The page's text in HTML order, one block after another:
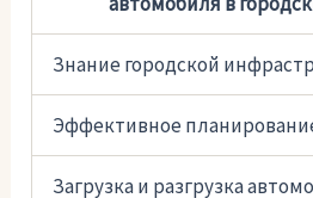
Знание городской
Эффективное
Загрузка и разгрузка